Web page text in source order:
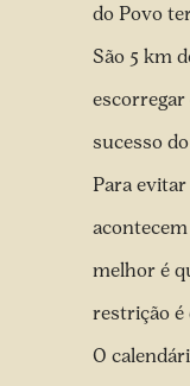
do Povo
São 5 km
escorregar
sucesso
Para
melhor é
restrição é
O